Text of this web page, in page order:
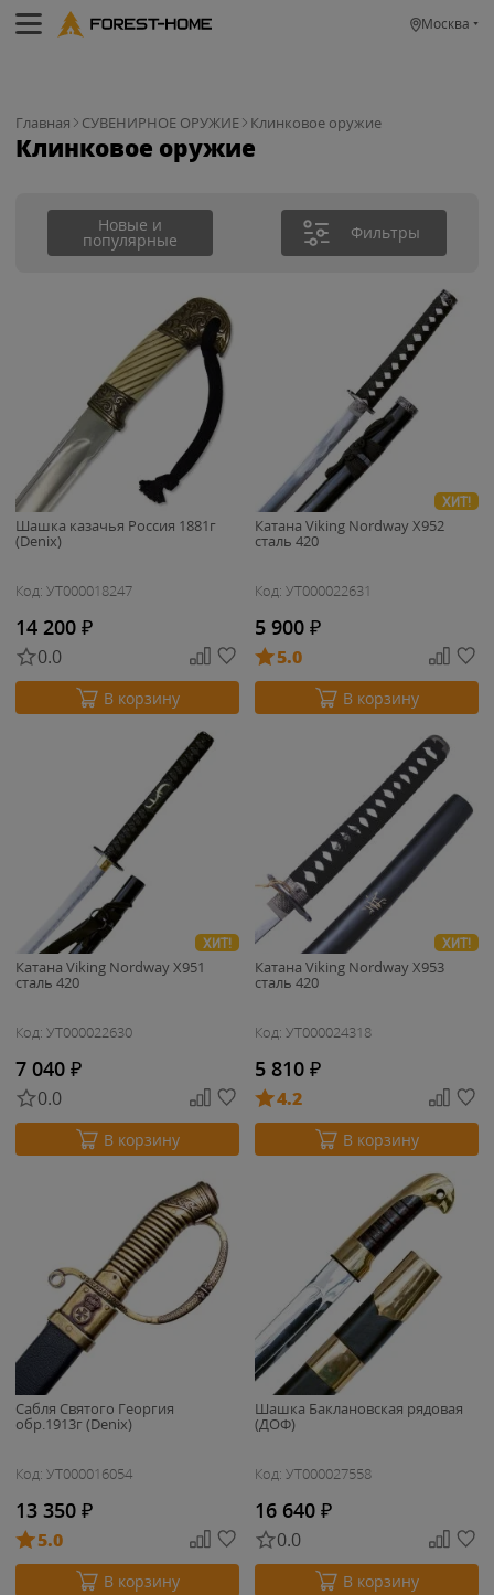
Москва
Главная СУВЕНИРНОЕ ОРУЖИЕ Клинковое оружие
Клинковое оружие
Новые и
популярные Фильтры
Шашка казачья Россия 1881г
(Denix)
Код: УТ000018247
14 200 ₽
0.0
В корзину
ХИТ!
Катана Viking Nordway X952
сталь 420
Код: УТ000022631
5 900 ₽
5.0
В корзину
ХИТ!
Катана Viking Nordway X951
сталь 420
Код: УТ000022630
7 040 ₽
0.0
В корзину
ХИТ!
Катана Viking Nordway X953
сталь 420
Код: УТ000024318
5 810 ₽
4.2
В корзину
Сабля Святого Георгия
обр.1913г (Denix)
Код: УТ000016054
13 350 ₽
5.0
В корзину
Шашка Баклановская рядовая
(ДОФ)
Код: УТ000027558
16 640 ₽
0.0
В корзину